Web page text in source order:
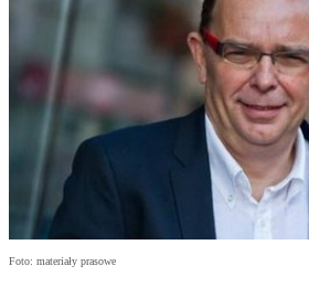
Foto: materiały prasowe